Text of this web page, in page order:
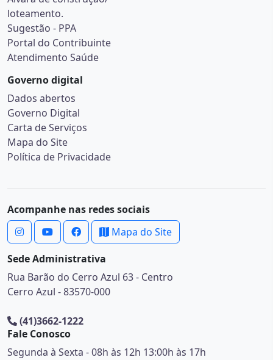
loteamento.
Sugestão - PPA
Portal do Contribuinte
Atendimento Saúde
Governo digital
Dados abertos
Governo Digital
Carta de Serviços
Mapa do Site
Política de Privacidade
Acompanhe nas redes sociais
Mapa do Site
Sede Administrativa
Rua Barão do Cerro Azul 63 - Centro
Cerro Azul - 83570-000
(41)3662-1222
Fale Conosco
Segunda à Sexta - 08h às 12h 13:00h às 17h